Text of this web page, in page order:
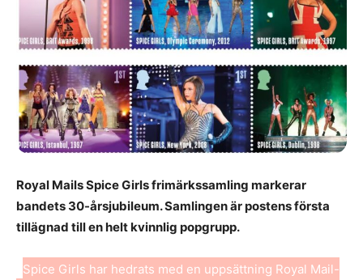
Royal Mails Spice Girls frimärkssamling markerar
bandets 30-årsjubileum. Samlingen är postens första
tillägnad till en helt kvinnlig popgrupp.
Spice Girls har hedrats med en uppsättning Royal Mail-